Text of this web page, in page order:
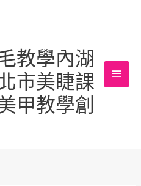
教學內湖
市美睫課
甲教學創
選
單